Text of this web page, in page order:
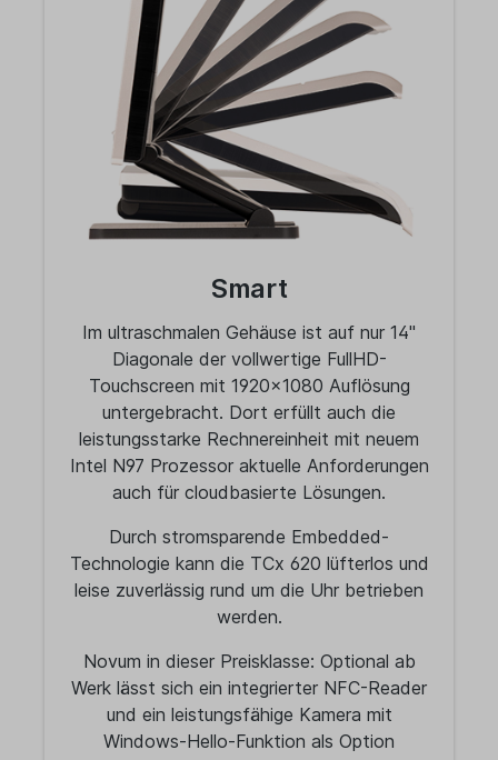
Smart
Im ultraschmalen Gehäuse ist auf nur 14"
Diagonale der vollwertige FullHD-
Touchscreen mit 1920x1080 Auflösung
untergebracht. Dort erfüllt auch die
leistungsstarke Rechnereinheit mit neuem
Intel N97 Prozessor aktuelle Anforderungen
auch für cloudbasierte Lösungen.
Durch stromsparende Embedded-
Technologie kann die TCx 620 lüfterlos und
leise zuverlässig rund um die Uhr betrieben
werden.
Novum in dieser Preisklasse: Optional ab
Werk lässt sich ein integrierter NFC-Reader
und ein leistungsfähige Kamera mit
Windows-Hello-Funktion als Option